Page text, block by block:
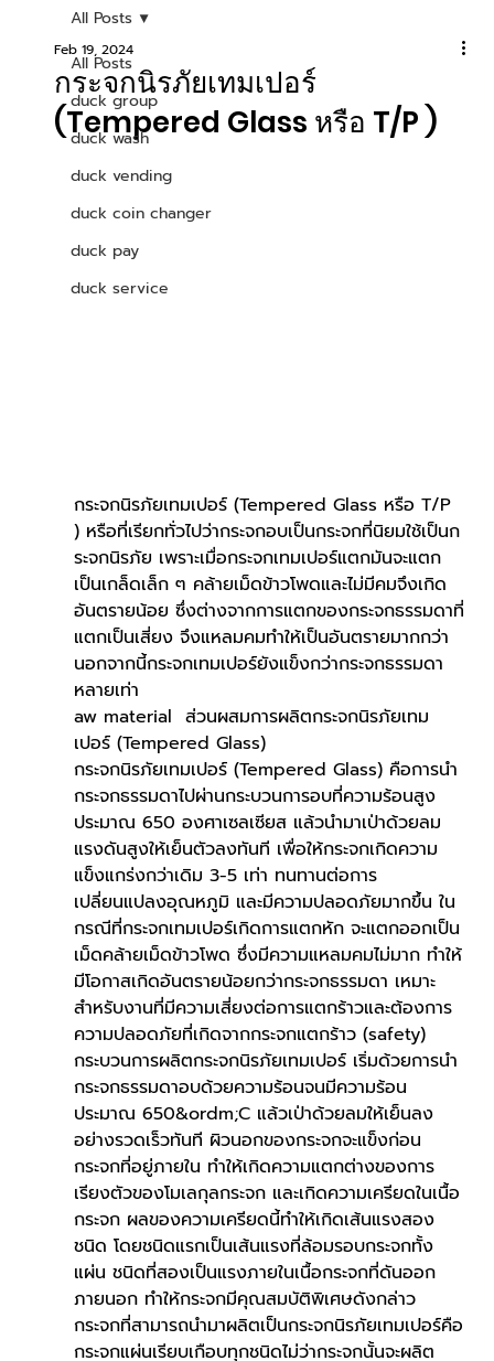
All Posts
duck group
duck wash
duck vending
duck coin changer
duck pay
duck service
All Posts
กระจกนิรภัยเทมเปอร์
(Tempered Glass หรือ T/P )
Feb 19, 2024
กระจกนิรภัยเทมเปอร์ (Tempered Glass หรือ T/P
) หรือที่เรียกทั่วไปว่ากระจกอบเป็นกระจกที่นิยมใช้เป็นก
ระจกนิรภัย เพราะเมื่อกระจกเทมเปอร์แตกมันจะแตก
เป็นเกล็ดเล็ก ๆ คล้ายเม็ดข้าวโพดและไม่มีคมจึงเกิด
อันตรายน้อย ซึ่งต่างจากการแตกของกระจกธรรมดาที่
แตกเป็นเสี่ยง จึงแหลมคมทำให้เป็นอันตรายมากกว่า
นอกจากนี้กระจกเทมเปอร์ยังแข็งกว่ากระจกธรรมดา
หลายเท่า
aw material  ส่วนผสมการผลิตกระจกนิรภัยเทม
เปอร์ (Tempered Glass)
กระจกนิรภัยเทมเปอร์ (Tempered Glass) คือการนำ
กระจกธรรมดาไปผ่านกระบวนการอบที่ความร้อนสูง
ประมาณ 650 องศาเซลเซียส แล้วนำมาเป่าด้วยลม
แรงดันสูงให้เย็นตัวลงทันที เพื่อให้กระจกเกิดความ
แข็งแกร่งกว่าเดิม 3-5 เท่า ทนทานต่อการ
เปลี่ยนแปลงอุณหภูมิ และมีความปลอดภัยมากขึ้น ใน
กรณีที่กระจกเทมเปอร์เกิดการแตกหัก จะแตกออกเป็น
เม็ดคล้ายเม็ดข้าวโพด ซึ่งมีความแหลมคมไม่มาก ทำให้
มีโอกาสเกิดอันตรายน้อยกว่ากระจกธรรมดา เหมาะ
สำหรับงานที่มีความเสี่ยงต่อการแตกร้าวและต้องการ
ความปลอดภัยที่เกิดจากกระจกแตกร้าว (safety)
กระบวนการผลิตกระจกนิรภัยเทมเปอร์ เริ่มด้วยการนำ
กระจกธรรมดาอบด้วยความร้อนจนมีความร้อน
ประมาณ 650&ordm;C แล้วเป่าด้วยลมให้เย็นลง
อย่างรวดเร็วทันที ผิวนอกของกระจกจะแข็งก่อน
กระจกที่อยู่ภายใน ทำให้เกิดความแตกต่างของการ
เรียงตัวของโมเลกุลกระจก และเกิดความเครียดในเนื้อ
กระจก ผลของความเครียดนี้ทำให้เกิดเส้นแรงสอง
ชนิด โดยชนิดแรกเป็นเส้นแรงที่ล้อมรอบกระจกทั้ง
แผ่น ชนิดที่สองเป็นแรงภายในเนื้อกระจกที่ดันออก
ภายนอก ทำให้กระจกมีคุณสมบัติพิเศษดังกล่าว
กระจกที่สามารถนำมาผลิตเป็นกระจกนิรภัยเทมเปอร์คือ
กระจกแผ่นเรียบเกือบทุกชนิดไม่ว่ากระจกนั้นจะผลิต